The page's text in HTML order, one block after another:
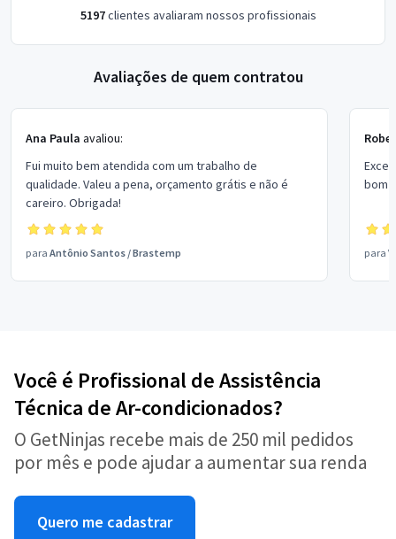
5197clientes avaliaram nossos profissionais
Avaliações de quem contratou
Ana Paula avaliou:
Fui muito bem atendida com um trabalho de
qualidade. Valeu a pena, orçamento grátis e não é
careiro. Obrigada!
para Antônio Santos /Brastemp
bom
para
Você é Profissional de Assistência
Técnica de Ar-condicionados?
O GetNinjas recebe mais de 250 mil pedidos
por mês e pode ajudar a aumentar sua renda
Quero me cadastrar